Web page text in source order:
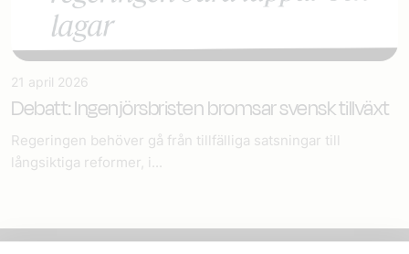
21 april 2026
Debatt: Ingenjörsbristen bromsar svensk tillväxt
Regeringen behöver gå från tillfälliga satsningar till
långsiktiga reformer, i...